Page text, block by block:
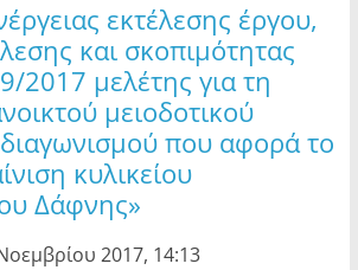
εκτέλεσης έργου,
και σκοπιμότητας
2017 μελέτης για τη
μειοδοτικού
που αφορά το
κυλικείου
Δάφνης»
2017, 14:13